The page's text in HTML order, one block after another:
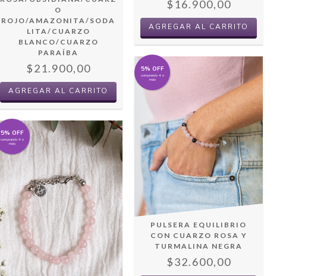
O
ROJO/AMAZONITA/SODA
LITA/CUARZO
BLANCO/CUARZO
PARAÍBA
$21.900,00
AGREGAR AL CARRITO
$16.900,00
5% OFF
comprando 4 o
más
5% OFF
comprando 4 o
más
PULSERA EQUILIBRIO
CON CUARZO ROSA Y
TURMALINA NEGRA
$32.600,00